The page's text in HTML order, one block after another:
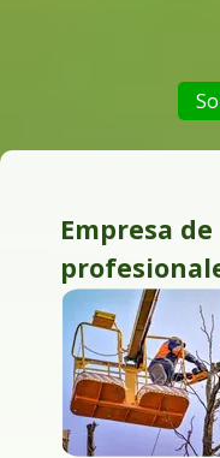
Empresa